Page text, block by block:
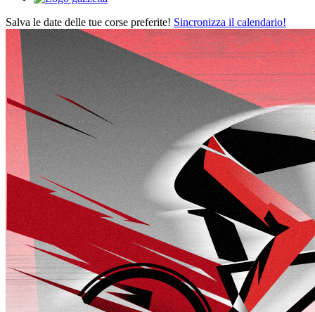
Salva le date delle tue corse preferite! Sincronizza il calendario!